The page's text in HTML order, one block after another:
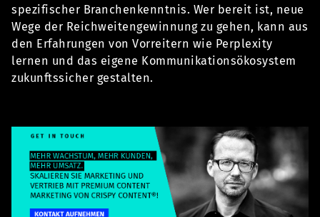
spezifischer Branchenkenntnis. Wer bereit ist, neue
Wege der Reichweitengewinnung zu gehen, kann aus
den Erfahrungen von Vorreitern wie Perplexity
lernen und das eigene Kommunikationsökosystem
zukunftssicher gestalten.